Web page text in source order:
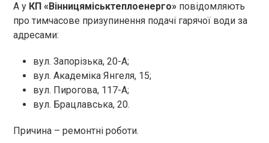
А у КП «Вінницяміськтеплоенерго» повідомляють
про тимчасове призупинення подачі гарячої води за
адресами:
вул. Запорізька, 20-А;
вул. Академіка Янгеля, 15;
вул. Пирогова, 117-А;
вул. Брацлавська, 20.
Причина – ремонтні роботи.